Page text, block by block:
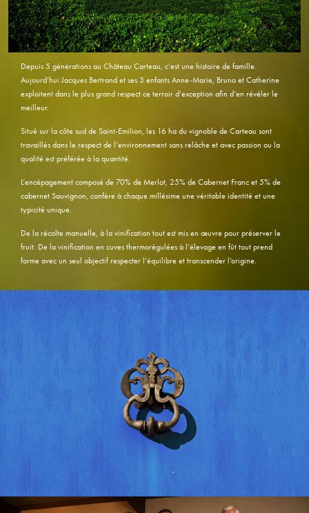
Depuis 5 générations au Château Carteau, c’est une histoire de famille.
Aujourd’hui Jacques Bertrand et ses 3 enfants Anne-Marie, Bruno et Catherine
exploitent dans le plus grand respect ce terroir d’exception afin d’en révéler le
meilleur.
Situé sur la côte sud de Saint-Emilion, les 16 ha du vignoble de Carteau sont
travaillés dans le respect de l’environnement sans relâche et avec passion ou la
qualité est préférée à la quantité.
L’encépagement composé de 70% de Merlot, 25% de Cabernet Franc et 5% de
cabernet Sauvignon, confère à chaque millésime une véritable identité et une
typicité unique.
De la récolte manuelle, à la vinification tout est mis en œuvre pour préserver le
fruit. De la vinification en cuves thermorégulées à l’élevage en fût tout prend
forme avec un seul objectif respecter l’équilibre et transcender l’origine.